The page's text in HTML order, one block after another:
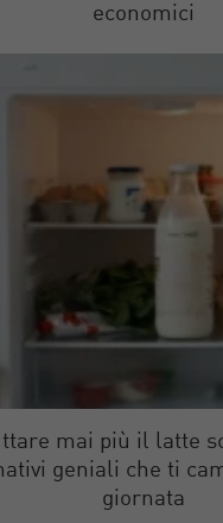
economici
mai più il latte
geniali che ti
giornata